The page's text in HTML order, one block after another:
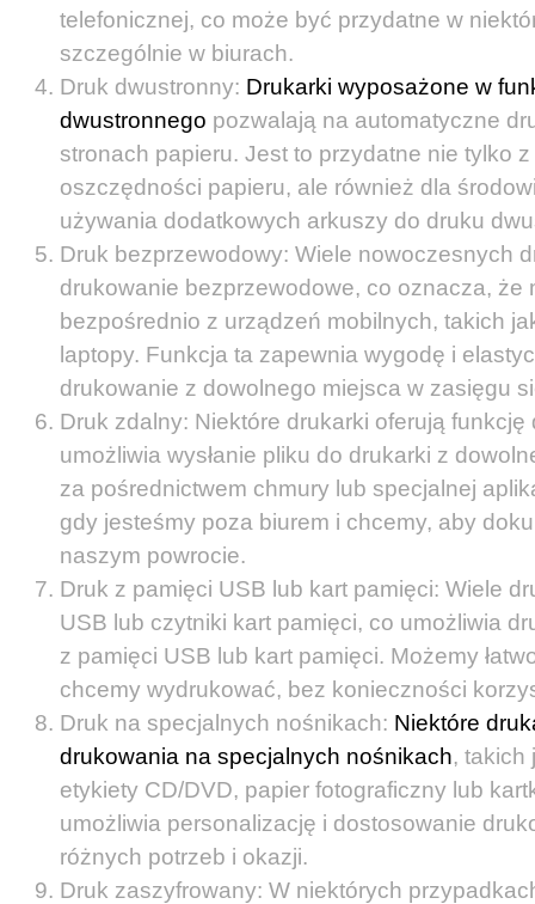
telefonicznej, co może być przydatne w
szczególnie w biurach.
Druk dwustronny: Drukarki wyposażone w
dwustronnego pozwalają na automatyczne
stronach papieru. Jest to przydatne nie tylko
oszczędności papieru, ale również dla
używania dodatkowych arkuszy do druku
Druk bezprzewodowy: Wiele nowoczesnych
drukowanie bezprzewodowe, co oznacza, że
bezpośrednio z urządzeń mobilnych, takich
laptopy. Funkcja ta zapewnia wygodę i
drukowanie z dowolnego miejsca w zasięgu
Druk zdalny: Niektóre drukarki oferują
umożliwia wysłanie pliku do drukarki z
za pośrednictwem chmury lub specjalnej
gdy jesteśmy poza biurem i chcemy, aby
naszym powrocie.
Druk z pamięci USB lub kart pamięci: Wiele
USB lub czytniki kart pamięci, co umożliwia
z pamięci USB lub kart pamięci. Możemy
chcemy wydrukować, bez konieczności
Druk na specjalnych nośnikach: Niektóre
drukowania na specjalnych nośnikach, takich
etykiety CD/DVD, papier fotograficzny lub
umożliwia personalizację i dostosowanie
różnych potrzeb i okazji.
Druk zaszyfrowany: W niektórych